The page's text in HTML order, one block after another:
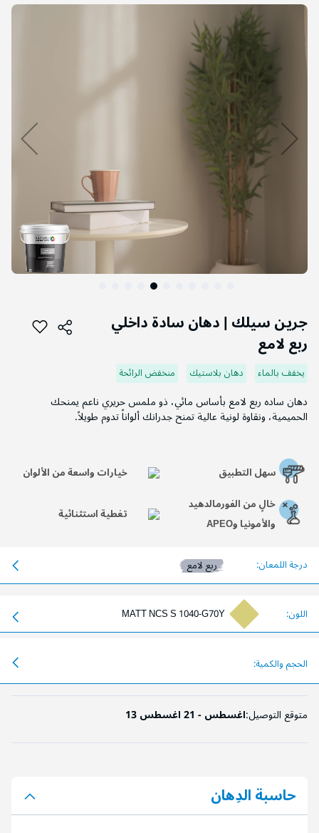
جرين سيلك | دهان سادة داخلي
ربع لامع
يخفف بالماء دهان بلاستيك منخفض الرائحة
دهان ساده ربع لامع بأساس مائي، ذو ملمس حريري ناعم يمنحك
الحميمية، ونقاوة لونية عالية تمنح جدرانك ألواناً تدوم طويلاً.
سهل التطبيق
خيارات واسعة من الألوان
خالٍ من الفورمالدهيد
والأمونيا وAPEO
تغطية استثنائية
درجة اللمعان: ربع لامع
اللون: MATT NCS S 1040-G70Y
الحجم والكمية:
متوقع التوصيل:13 اغسطس - 21 اغسطس
التخطي
معرض
الصور
إلى
بداية
معرض
الصور
حاسبة الدِهان